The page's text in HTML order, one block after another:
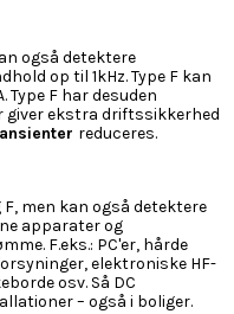
også detektere
op til 1kHz. Type F kan
Type F har desuden
giver ekstra driftssikkerhed
reduceres.
men kan også detektere
apparater og
F.eks.: PC'er, hårde
elektroniske HF-
osv. Så DC
– også i boliger.